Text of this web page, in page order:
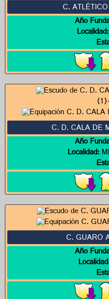
C.
Año
Localidad:
C. D. CALA DE
Año
Localidad:
C. GUARO
Año